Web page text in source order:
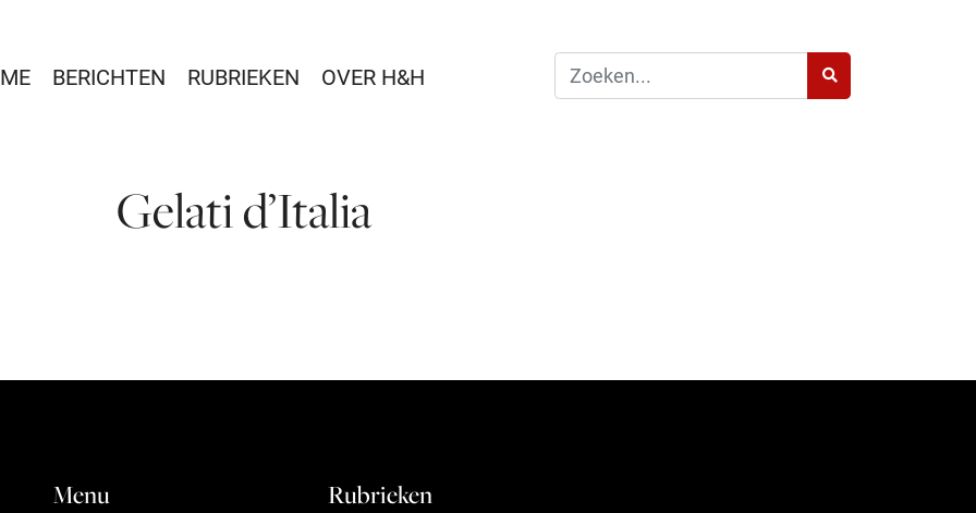
BERICHTEN RUBRIEKEN OVER H&H
Gelati d’Italia
Menu Rubrieken